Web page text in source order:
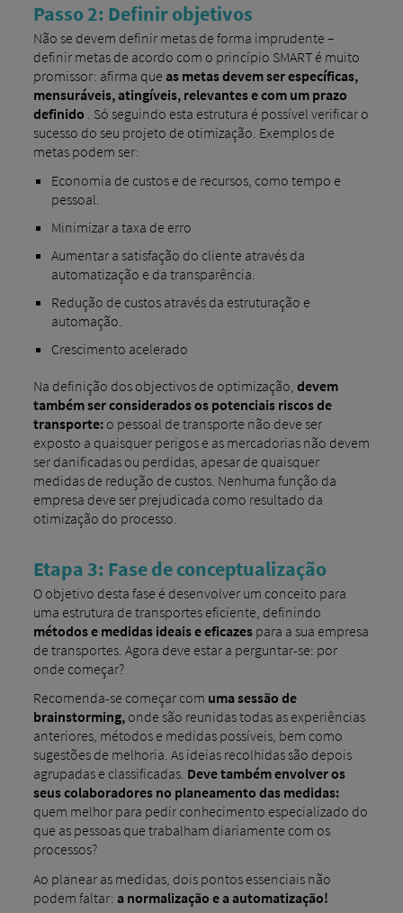
Passo 2: Definir objetivos
Não se devem definir metas de forma imprudente –
definir metas de acordo com o princípio SMART é muito
promissor: afirma que as metas devem ser específicas,
mensuráveis, atingíveis, relevantes e com um prazo
definido . Só seguindo esta estrutura é possível verificar o
sucesso do seu projeto de otimização. Exemplos de
metas podem ser:
Economia de custos e de recursos, como tempo e
pessoal.
Minimizar a taxa de erro
Aumentar a satisfação do cliente através da
automatização e da transparência.
Redução de custos através da estruturação e
automação.
Crescimento acelerado
Na definição dos objectivos de optimização, devem
também ser considerados os potenciais riscos de
transporte:o pessoal de transporte não deve ser
exposto a quaisquer perigos e as mercadorias não devem
ser danificadas ou perdidas, apesar de quaisquer
medidas de redução de custos. Nenhuma função da
empresa deve ser prejudicada como resultado da
otimização do processo.
Etapa 3: Fase de conceptualização
O objetivo desta fase é desenvolver um conceito para
uma estrutura de transportes eficiente, definindo
métodos e medidas ideais e eficazespara a sua empresa
de transportes. Agora deve estar a perguntar-se: por
onde começar?
Recomenda-se começar com uma sessão de
brainstorming,onde são reunidas todas as experiências
anteriores, métodos e medidas possíveis, bem como
sugestões de melhoria. As ideias recolhidas são depois
agrupadas e classificadas. Deve também envolver os
seus colaboradores no planeamento das medidas:
quem melhor para pedir conhecimento especializado do
que as pessoas que trabalham diariamente com os
processos?
Ao planear as medidas, dois pontos essenciais não
podem faltar: a normalização e a automatização!